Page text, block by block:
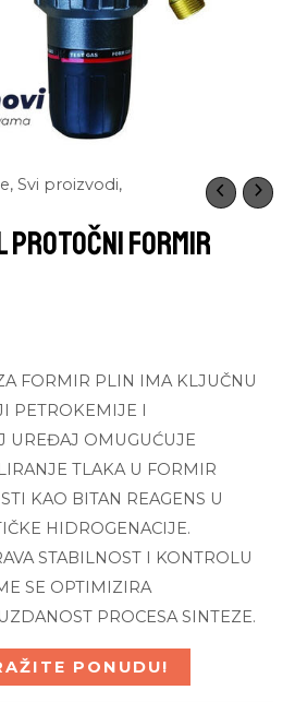
, Svi proizvodi,
FORMIR
FORMIR PLIN IMA KLJUČNU
PETROKEMIJE I
UREĐAJ OMUGUĆUJE
TLAKA U FORMIR
KAO BITAN REAGENS U
HIDROGENACIJE.
STABILNOST I KONTROLU
SE OPTIMIZIRA
PROCESA SINTEZE.
PONUDU!